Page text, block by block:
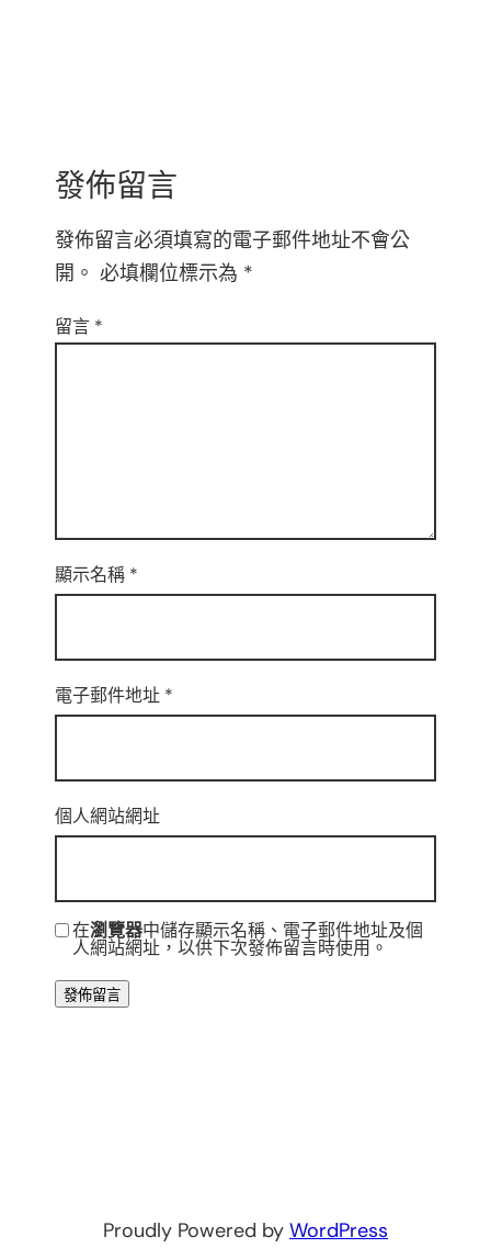
發佈留言
發佈留言必須填寫的電子郵件地址不會公
開。 必填欄位標示為 *
留言 *
顯示名稱 *
電子郵件地址 *
個人網站網址
在瀏覽器中儲存顯示名稱、電子郵件地址及個
人網站網址，以供下次發佈留言時使用。
Proudly Powered by WordPress